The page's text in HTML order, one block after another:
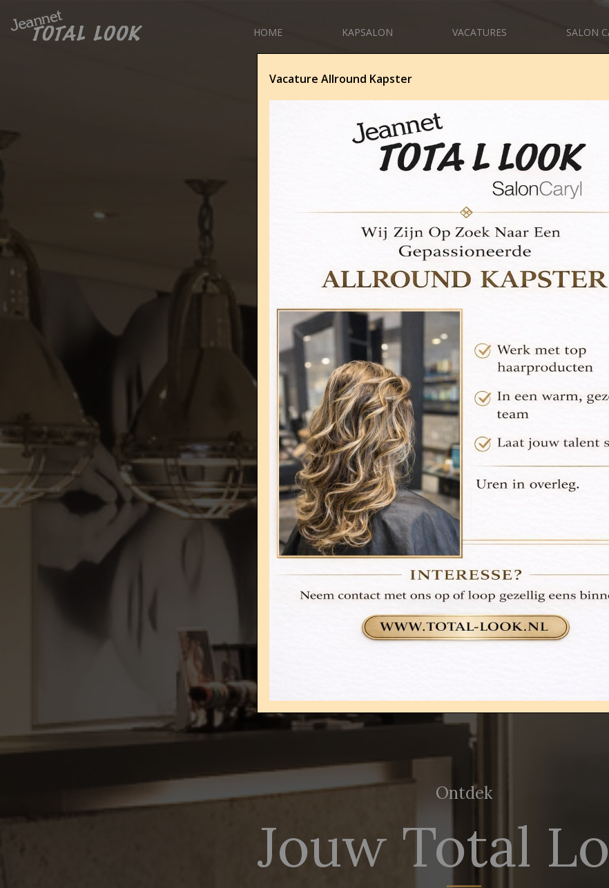
HOME KAPSALON VACATURES SALON
Ontdek
Jouw Total
Vacature Allround Kapster